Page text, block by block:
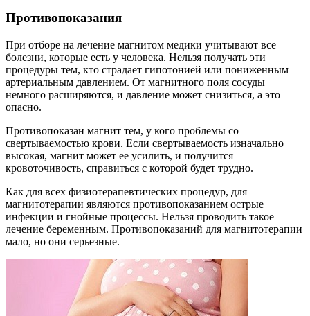
Противопоказания
При отборе на лечение магнитом медики учитывают все
болезни, которые есть у человека. Нельзя получать эти
процедуры тем, кто страдает гипотонией или пониженным
артериальным давлением. От магнитного поля сосуды
немного расширяются, и давление может снизиться, а это
опасно.
Противопоказан магнит тем, у кого проблемы со
свертываемостью крови. Если свертываемость изначально
высокая, магнит может ее усилить, и получится
кровоточивость, справиться с которой будет трудно.
Как для всех физиотерапевтических процедур, для
магнитотерапии являются противопоказанием острые
инфекции и гнойные процессы. Нельзя проводить такое
лечение беременным. Противопоказаний для магнитотерапии
мало, но они серьезные.